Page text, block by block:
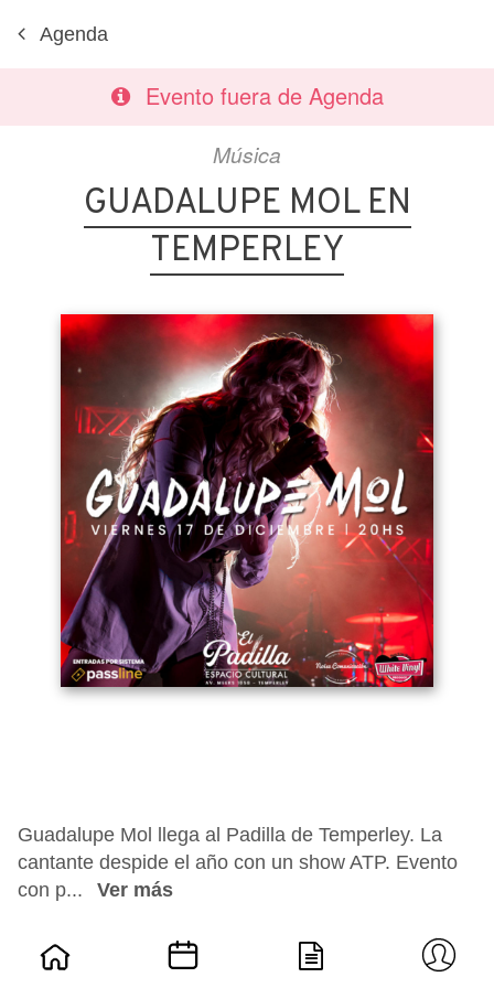
Agenda
Evento fuera de Agenda
Música
GUADALUPE MOL EN
TEMPERLEY
Guadalupe Mol llega al Padilla de Temperley. La
cantante despide el año con un show ATP. Evento
con p...
Ver más